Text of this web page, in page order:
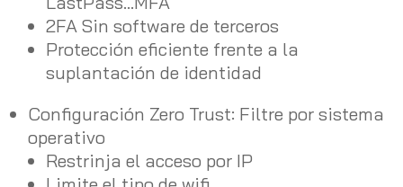
2FA Sin software de terceros
Protección eficiente frente a la
suplantación de identidad
Configuración Zero Trust: Filtre por sistema
operativo
Restrinja el acceso por IP